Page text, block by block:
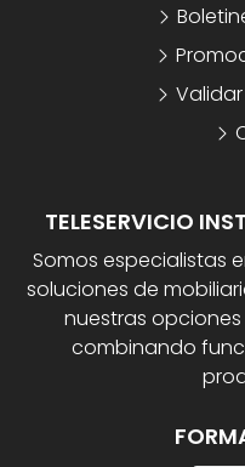
TELESERVICIO
Somos especialistas
soluciones de
nuestras
combinando